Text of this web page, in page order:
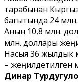
тарабынан
багытында 24
Анын 10,8 млн.
млн. доллары
Насыя 36 жылдык
– жеӊилдетилген
Динар